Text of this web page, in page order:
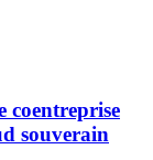
coentreprise
souverain